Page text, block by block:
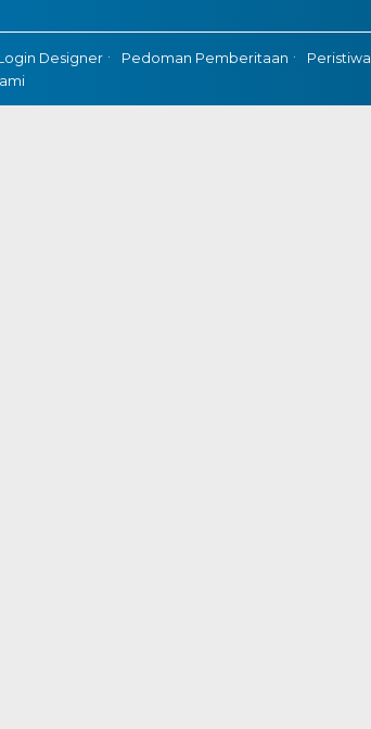
Designer Pedoman Pemberitaan Peristiwa